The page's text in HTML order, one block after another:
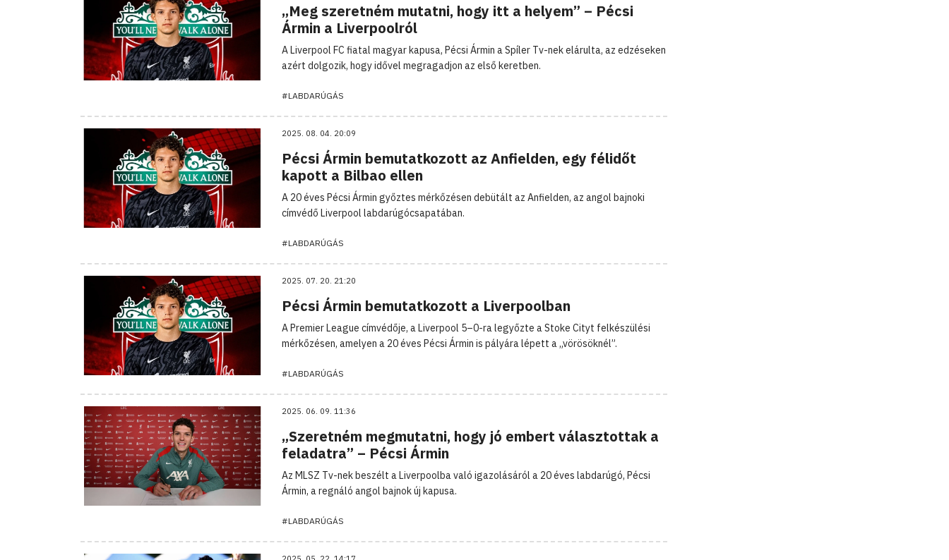
„Meg szeretném mutatni, hogy itt a helyem” – Pécsi
Ármin a Liverpoolról
A Liverpool FC fiatal magyar kapusa, Pécsi Ármin a Spíler Tv-nek elárulta, az edzéseken
azért dolgozik, hogy idővel megragadjon az első keretben.
#LABDARÚGÁS
2025. 08. 04. 20:09
Pécsi Ármin bemutatkozott az Anfielden, egy félidőt
kapott a Bilbao ellen
A 20 éves Pécsi Ármin győztes mérkőzésen debütált az Anfielden, az angol bajnoki
címvédő Liverpool labdarúgócsapatában.
#LABDARÚGÁS
2025. 07. 20. 21:20
Pécsi Ármin bemutatkozott a Liverpoolban
A Premier League címvédője, a Liverpool 5–0-ra legyőzte a Stoke Cityt felkészülési
mérkőzésen, amelyen a 20 éves Pécsi Ármin is pályára lépett a „vörösöknél”.
#LABDARÚGÁS
2025. 06. 09. 11:36
„Szeretném megmutatni, hogy jó embert választottak a
feladatra” – Pécsi Ármin
Az MLSZ Tv-nek beszélt a Liverpoolba való igazolásáról a 20 éves labdarúgó, Pécsi
Ármin, a regnáló angol bajnok új kapusa.
#LABDARÚGÁS